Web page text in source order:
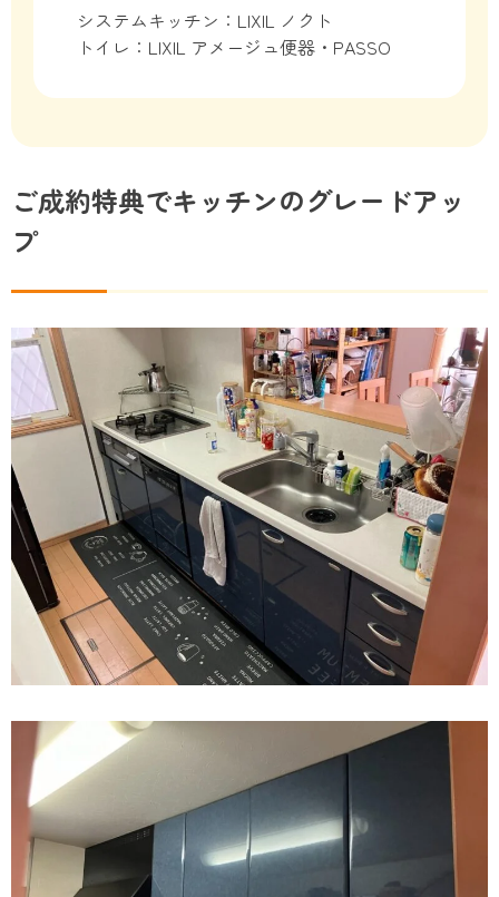
システムキッチン：LIXIL ノクト
トイレ：LIXIL アメージュ便器・PASSO
ご成約特典でキッチンのグレードアッ
プ